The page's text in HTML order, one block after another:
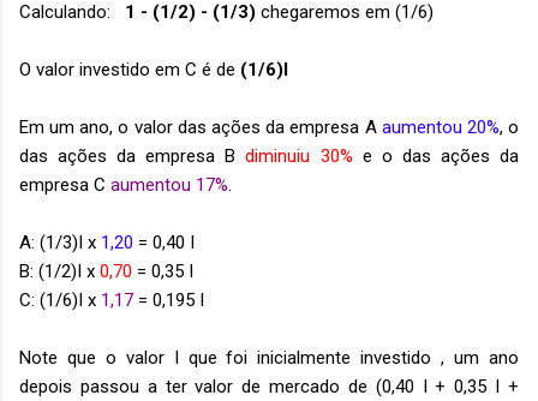
Calculando: 1 - (1/2) - (1/3) chegaremos em (1/6)
O valor investido em C é de (1/6)I
Em um ano, o valor das ações da empresa A aumentou 20%, o
das ações da empresa Bdiminuiu 30% e o das ações da
empresa C aumentou 17%.
A: (1/3)I x 1,20 = 0,40 I
B: (1/2)I x 0,70 = 0,35 I
C: (1/6)I x 1,17 = 0,195 I
Note que o valor I que foi inicialmente investido , um ano
depois passou a ter valor de mercado de (0,40 I + 0,35 I +